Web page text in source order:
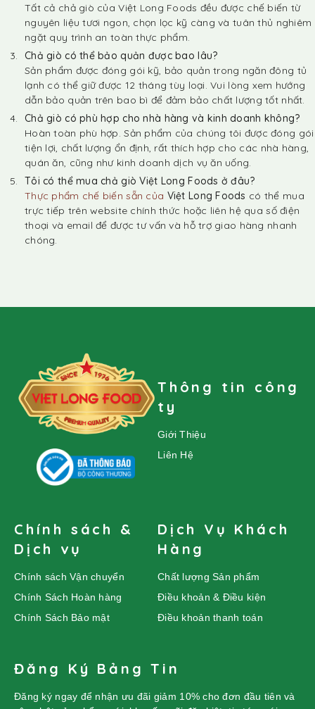
Tất cả chả giò của Việt Long Foods đều được chế biến từ
nguyên liệu tươi ngon, chọn lọc kỹ càng và tuân thủ nghiêm
ngặt quy trình an toàn thực phẩm.
Chả giò có thể bảo quản được bao lâu?
Sản phẩm được đóng gói kỹ, bảo quản trong ngăn đông tủ
lạnh có thể giữ được 12 tháng tùy loại. Vui lòng xem hướng
dẫn bảo quản trên bao bì để đảm bảo chất lượng tốt nhất.
Chả giò có phù hợp cho nhà hàng và kinh doanh không?
Hoàn toàn phù hợp. Sản phẩm của chúng tôi được đóng gói
tiện lợi, chất lượng ổn định, rất thích hợp cho các nhà hàng,
quán ăn, cũng như kinh doanh dịch vụ ăn uống.
Tôi có thể mua chả giò Việt Long Foods ở đâu?
Thực phẩm chế biến sẵn của Việt Long Foods có thể mua
trực tiếp trên website chính thức hoặc liên hệ qua số điện
thoại và email để được tư vấn và hỗ trợ giao hàng nhanh
chóng.
Thông tin công
ty
Giới Thiệu
Liên Hệ
Chính sách &
Dịch vụ
Chính sách Vận chuyển
Chính Sách Hoàn hàng
Chính Sách Bảo mật
Dịch Vụ Khách
Hàng
Chất lượng Sản phẩm
Điều khoản & Điều kiện
Điều khoản thanh toán
Đăng Ký Bảng Tin
Đăng ký ngay để nhận ưu đãi giảm 10% cho đơn đầu tiên và